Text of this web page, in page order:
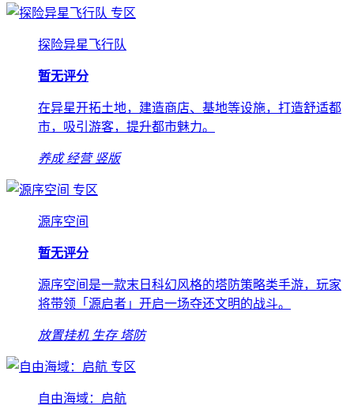
专区
探险异星飞行队
暂无评分
在异星开拓土地，建造商店、基地等设施，打造舒适都
市，吸引游客，提升都市魅力。
养成 经营 竖版
专区
源序空间
暂无评分
源序空间是一款末日科幻风格的塔防策略类手游，玩家
将带领「源启者」开启一场夺还文明的战斗。
放置挂机 生存 塔防
专区
自由海域：启航